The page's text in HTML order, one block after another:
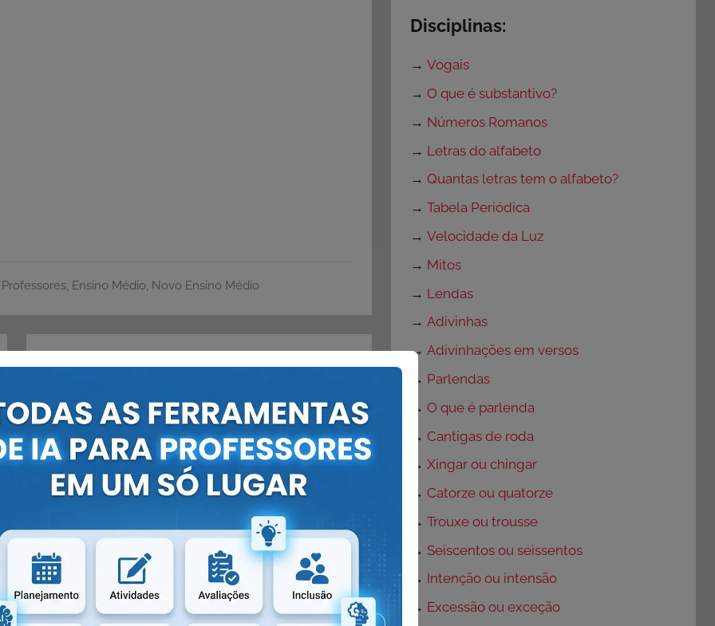
, Ensino Médio, Novo Ensino Médio
Próximo post
Junina
? Nossa ferramenta usanosso banco de dados
para
Disciplinas:
→Vogais
→O que é substantivo?
→ Números Romanos
→ Letras do alfabeto
→Quantas letras tem o alfabeto?
→Tabela Periódica
→Velocidade da Luz
→ Mitos
→ Lendas
→Adivinhas
→Adivinhações em versos
→ Parlendas
→O que é parlenda
→Cantigas de roda
→Xingar ou chingar
→Catorze ou quatorze
→Trouxe ou trousse
→ Seiscentos ou seissentos
→ Intenção ou intensão
→ Excessão ou exceção